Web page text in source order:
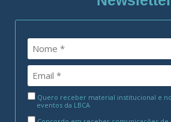
Quero receber material institucional e
eventos da LBCA